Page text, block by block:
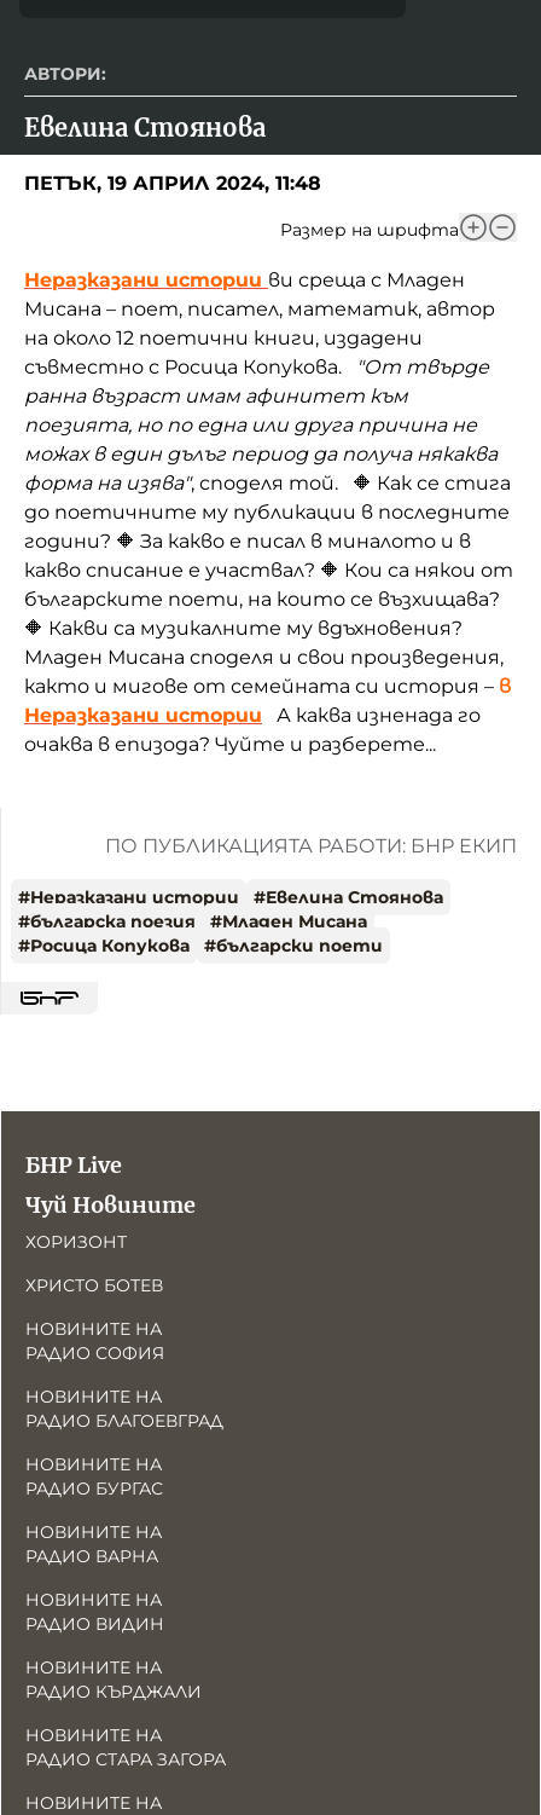
АВТОРИ:
Евелина Стоянова
ПЕТЪК, 19 АПРИЛ 2024, 11:48
Размер на шрифта
Неразказани истории ви среща с Младен
Мисана – поет, писател, математик, автор
на около 12 поетични книги, издадени
съвместно с Росица Копукова.
"От твърде
ранна възраст имам афинитет към
поезията, но по една или друга причина не
можах в един дълъг период да получа някаква
форма на изява", споделя той. 🔶 Как се стига
до поетичните му публикации в последните
години? 🔶 За какво е писал в миналото и в
какво списание е участвал? 🔶 Кои са някои от
българските поети, на които се възхищава?
🔶 Какви са музикалните му вдъхновения?
Младен Мисана споделя и свои произведения,
както и мигове от семейната си история – в
Неразказани истории А каква изненада го
очаква в епизода? Чуйте и разберете...
ПО ПУБЛИКАЦИЯТА РАБОТИ: БНР ЕКИП
#Неразказани истории #Евелина Стоянова
#българска поезия #Младен Мисана
#Росица Копукова #български поети
БНР Live
Чуй Новините
ХОРИЗОНТ
ХРИСТО БОТЕВ
НОВИНИТЕ НА
РАДИО СОФИЯ
НОВИНИТЕ НА
РАДИО БЛАГОЕВГРАД
НОВИНИТЕ НА
РАДИО БУРГАС
НОВИНИТЕ НА
РАДИО ВАРНА
НОВИНИТЕ НА
РАДИО ВИДИН
НОВИНИТЕ НА
РАДИО КЪРДЖАЛИ
НОВИНИТЕ НА
РАДИО СТАРА ЗАГОРА
НОВИНИТЕ НА